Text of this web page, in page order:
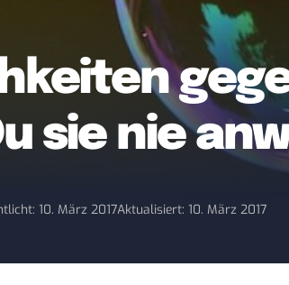
sie nie
10. März 2017Aktualisiert: 10. März 2017